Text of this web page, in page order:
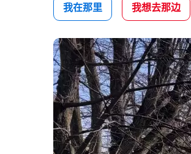
我在那里 我想去那边